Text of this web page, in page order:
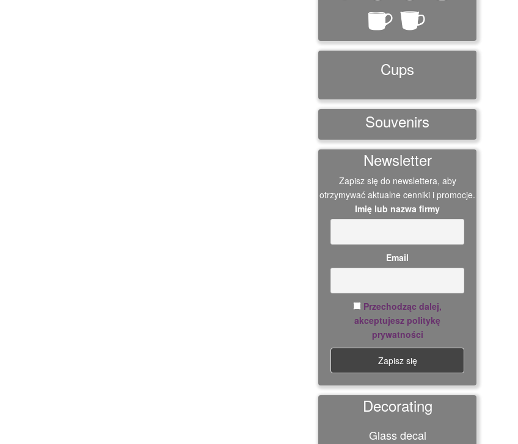
Cups
Souvenirs
Newsletter
Zapisz się do newslettera, aby
otrzymywać aktualne cenniki i promocje.
Imię lub nazwa firmy
Email
Przechodząc dalej,
akceptujesz politykę
prywatności
Decorating
Glass decal